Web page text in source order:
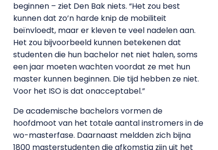
beginnen – ziet Den Bak niets. “Het zou best
kunnen dat zo’n harde knip de mobiliteit
beïnvloedt, maar er kleven te veel nadelen aan.
Het zou bijvoorbeeld kunnen betekenen dat
studenten die hun bachelor net niet halen, soms
een jaar moeten wachten voordat ze met hun
master kunnen beginnen. Die tijd hebben ze niet.
Voor het ISO is dat onacceptabel.”
De academische bachelors vormen de
hoofdmoot van het totale aantal instromers in de
wo-masterfase. Daarnaast meldden zich bijna
1800 masterstudenten die afkomstig zijn uit het